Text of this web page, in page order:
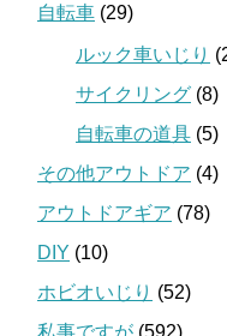
自転車 (29)
ルック車いじり
サイクリング (8)
自転車の道具 (5)
その他アウトドア (4)
アウトドアギア (78)
DIY (10)
ホビオいじり (52)